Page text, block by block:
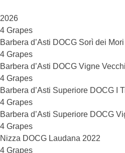
2026
4 Grapes
Barbera d’Asti DOCG Sorì dei
4 Grapes
Barbera d’Asti DOCG Vigne
4 Grapes
Barbera d’Asti Superiore DOCG I
4 Grapes
Barbera d’Asti Superiore DOCG
4 Grapes
Nizza DOCG Laudana 2022
4 Grapes